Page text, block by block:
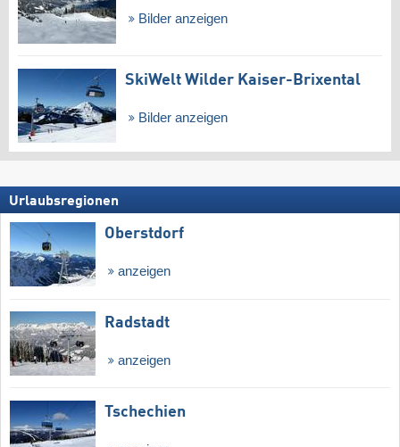
Bilder anzeigen
SkiWelt Wilder Kaiser-Brixental
Bilder anzeigen
Urlaubsregionen
Oberstdorf
anzeigen
Radstadt
anzeigen
Tschechien